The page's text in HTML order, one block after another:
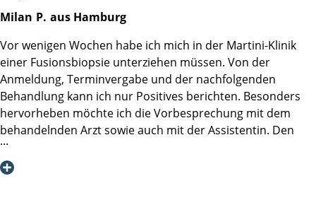
Milan P. aus Hamburg
Vor wenigen Wochen habe ich mich in der Martini-Klinik
einer Fusionsbiopsie unterziehen müssen. Von der
Anmeldung, Terminvergabe und der nachfolgenden
Behandlung kann ich nur Positives berichten. Besonders
hervorheben möchte ich die Vorbesprechung mit dem
behandelnden Arzt sowie auch mit der Assistentin. Den
Eingriff selbst führte der Arzt, Herr Jan Palec, sehr
professionell und äußerst einfühlsam aus, wofür ich mich